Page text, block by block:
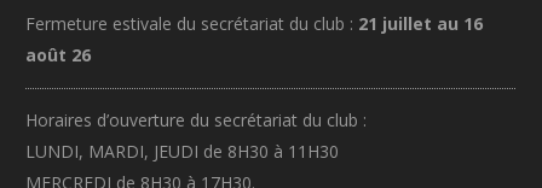
Fermeture estivale du secrétariat du club : 21 juillet au 16
août 26
Horaires d’ouverture du secrétariat du club :
LUNDI, MARDI, JEUDI de 8H30 à 11H30
MERCREDI de 8H30 à 17H30.